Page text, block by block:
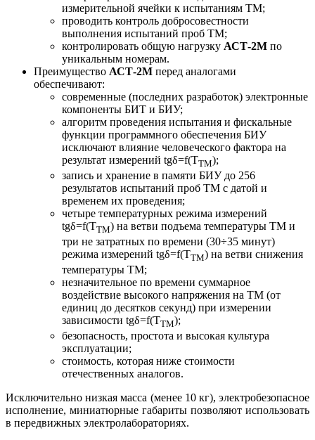
измерительной ячейки к испытаниям ТМ;
проводить контроль добросовестности
выполнения испытаний проб ТМ;
контролировать общую нагрузку АСТ-2М по
уникальным номерам.
Преимущество АСТ-2М перед аналогами
обеспечивают:
современные (последних разработок) электронные
компоненты БИТ и БИУ;
алгоритм проведения испытания и фискальные
функции программного обеспечения БИУ
исключают влияние человеческого фактора на
результат измерений tgδ=f(ТТМ);
запись и хранение в памяти БИУ до 256
результатов испытаний проб ТМ с датой и
временем их проведения;
четыре температурных режима измерений
tgδ=f(ТТМ) на ветви подъема температуры ТМ и
три не затратных по времени (30÷35 минут)
режима измерений tgδ=f(ТТМ) на ветви снижения
температуры ТМ;
незначительное по времени суммарное
воздействие высокого напряжения на ТМ (от
единиц до десятков секунд) при измерении
зависимости tgδ=f(ТТМ);
безопасность, простота и высокая культура
эксплуатации;
стоимость, которая ниже стоимости
отечественных аналогов.
Исключительно низкая масса (менее 10 кг), электробезопасное
исполнение, миниатюрные габариты позволяют использовать
в передвижных электролабораториях.